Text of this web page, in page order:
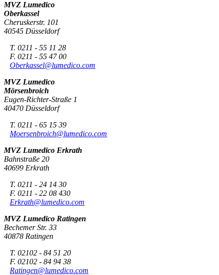
MVZ Lumedico
Oberkassel
Cheruskerstr. 101
40545 Düsseldorf
T. 0211 - 55 11 28
F. 0211 - 55 47 00
Oberkassel@lumedico.com
MVZ Lumedico
Mörsenbroich
Eugen-Richter-Straße 1
40470 Düsseldorf
T. 0211 - 65 15 39
Moersenbroich@lumedico.com
MVZ Lumedico Erkrath
Bahnstraße 20
40699 Erkrath
T. 0211 - 24 14 30
F. 0211 - 22 08 430
Erkrath@lumedico.com
MVZ Lumedico Ratingen
Bechemer Str. 33
40878 Ratingen
T. 02102 - 84 51 20
F. 02102 - 84 94 38
Ratingen@lumedico.com